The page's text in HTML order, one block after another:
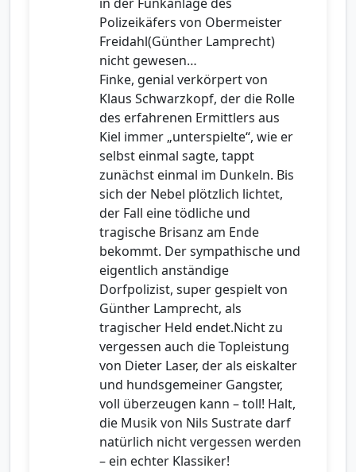
Polizeikäfers von Obermeister
Freidahl(Günther Lamprecht)
nicht gewesen…
Finke, genial verkörpert von
Klaus Schwarzkopf, der die Rolle
des erfahrenen Ermittlers aus
Kiel immer „unterspielte“, wie er
selbst einmal sagte, tappt
zunächst einmal im Dunkeln. Bis
sich der Nebel plötzlich lichtet,
der Fall eine tödliche und
tragische Brisanz am Ende
bekommt. Der sympathische und
eigentlich anständige
Dorfpolizist, super gespielt von
Günther Lamprecht, als
tragischer Held endet.Nicht zu
vergessen auch die Topleistung
von Dieter Laser, der als eiskalter
und hundsgemeiner Gangster,
voll überzeugen kann – toll! Halt,
die Musik von Nils Sustrate darf
natürlich nicht vergessen werden
– ein echter Klassiker!